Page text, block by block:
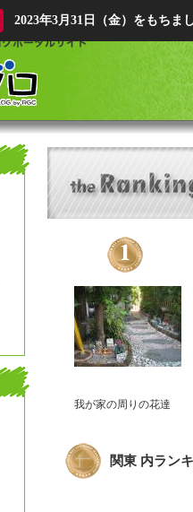
2023年3月31日（金）をもちま
我が家の周りの花達
関東 内ラン